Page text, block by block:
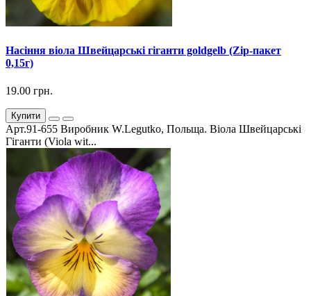
Насіння віола Швейцарські гіганти goldgelb (Zip-пакет
0,15г)
19.00 грн.
Купити
Арт.91-655 Виробник W.Legutko, Польща. Віола Швейцарські
Гіганти (Viola wit...